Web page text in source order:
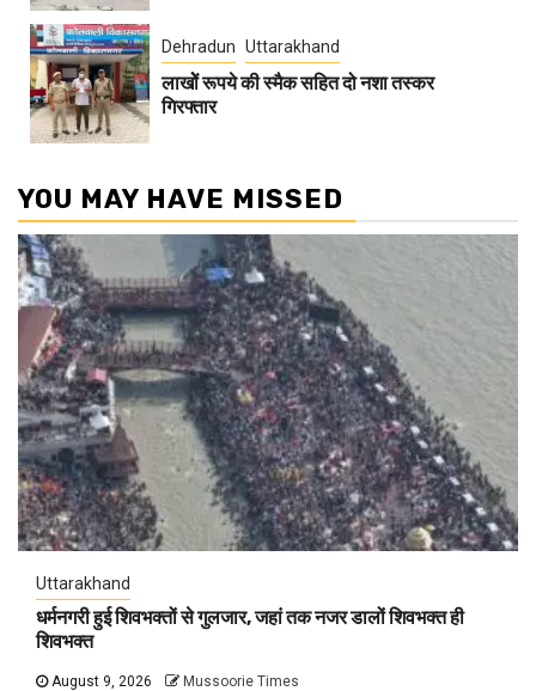
Dehradun Uttarakhand
लाखोें रूपये की स्मैक सहित दो नशा तस्कर
गिरफ्तार
YOU MAY HAVE MISSED
Uttarakhand
धर्मनगरी हुई शिवभक्तों से गुलजार, जहां तक नजर डालों शिवभक्त ही
शिवभक्त
August 9, 2026 Mussoorie Times